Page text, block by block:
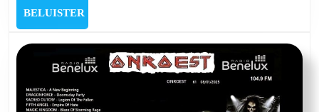
mei
2024
BELUISTER